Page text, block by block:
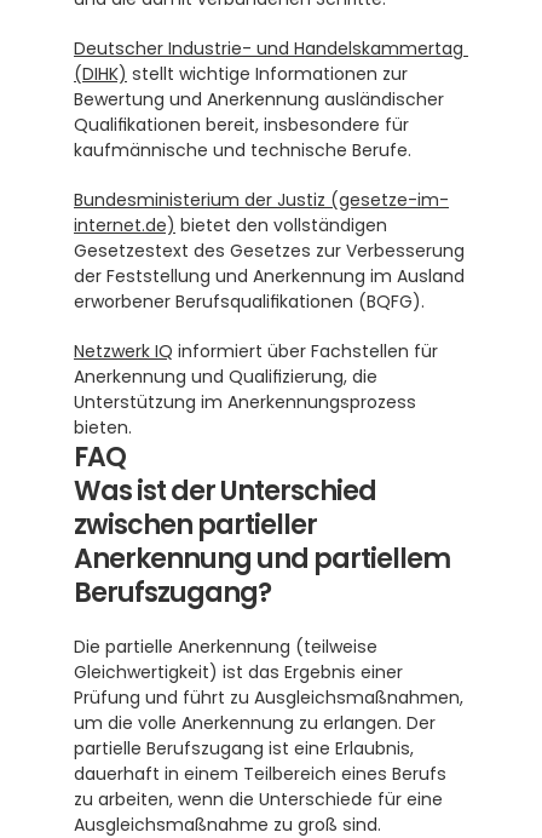
Deutscher Industrie- und Handelskammertag
(DIHK) stellt wichtige Informationen zur
Bewertung und Anerkennung ausländischer
Qualifikationen bereit, insbesondere für
kaufmännische und technische Berufe.
Bundesministerium der Justiz (gesetze-im-
internet.de) bietet den vollständigen
Gesetzestext des Gesetzes zur Verbesserung
der Feststellung und Anerkennung im Ausland
erworbener Berufsqualifikationen (BQFG).
Netzwerk IQ informiert über Fachstellen für
Anerkennung und Qualifizierung, die
Unterstützung im Anerkennungsprozess
bieten.
FAQ
Was ist der Unterschied
zwischen partieller
Anerkennung und partiellem
Berufszugang?
Die partielle Anerkennung (teilweise
Gleichwertigkeit) ist das Ergebnis einer
Prüfung und führt zu Ausgleichsmaßnahmen,
um die volle Anerkennung zu erlangen. Der
partielle Berufszugang ist eine Erlaubnis,
dauerhaft in einem Teilbereich eines Berufs
zu arbeiten, wenn die Unterschiede für eine
Ausgleichsmaßnahme zu groß sind.